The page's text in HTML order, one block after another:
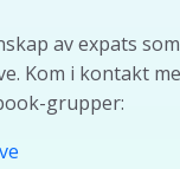
av expats
Kom i kontakt
grupper: